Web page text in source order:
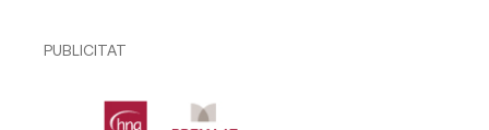
PUBLICITAT